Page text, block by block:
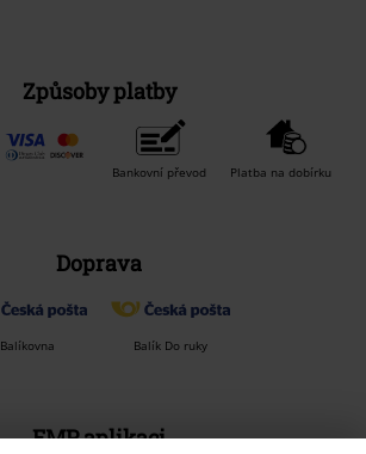
Způsoby platby
Bankovní převod Platba na dobírku
Doprava
Balíkovna Balík Do ruky
EMP aplikaci